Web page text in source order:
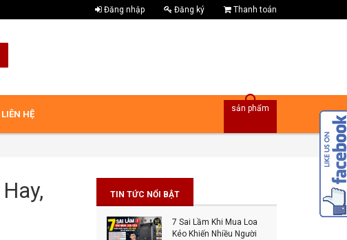
Đăng nhập Đăng ký Thanh toán
LIÊN HỆ
sản phẩm
TIN TỨC NỔI BẬT
7 Sai Lầm Khi Mua Loa
Kéo Khiến Nhiều Người